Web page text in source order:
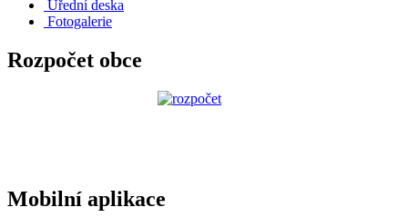
Úřední deska
Fotogalerie
Rozpočet obce
Mobilní aplikace